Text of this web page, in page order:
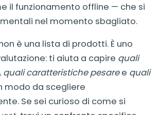
il funzionamento offline — che si
nel momento sbagliato.
è una lista di prodotti. È uno
ti aiuta a capire quali
, quali caratteristiche pesaree quali
modo da scegliere
Se sei curioso di come si